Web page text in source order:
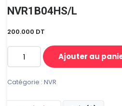
NVR1B04HS/L
200.000 DT
quantité
NVR1B04HS/L
Ajouter au
Catégorie : NVR